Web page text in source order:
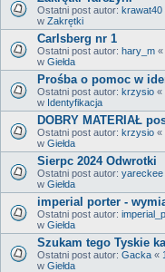
Ostatni post autor: krawat40
w Zakrętki
Carlsberg nr 1
Ostatni post autor: hary_m «
w Giełda
Prośba o pomoc w
Ostatni post autor: krzysio «
w Identyfikacja
DOBRY MATERIAŁ
Ostatni post autor: krzysio «
w Giełda
Sierpc 2024 Odwrotki
Ostatni post autor: yareckee
w Giełda
imperial porter -
Ostatni post autor:
w Giełda
Szukam tego Tyskie
Ostatni post autor: Gacka «
w Giełda